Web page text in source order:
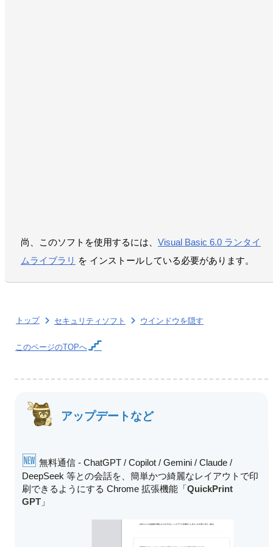
尚、このソフトを使用するには、 Visual Basic 6.0 ランタイ
ムライブラリ を インストールしている必要があります。
トップ セキュリティソフト ウインドウを隠す
このページのTOPへ
アップデートなど